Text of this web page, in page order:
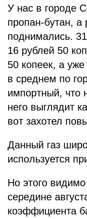
У нас в городе
пропан-бутан, а
поднимались.
16 рублей 50
50 копеек, а
в среднем по
импортный, что
него выглядит
вот захотел
Данный газ
используется
Но этого
середине
коэффициента